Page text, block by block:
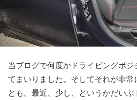
当ブログで何度かドライビングポ
てまいりました。そしてそれが非常
とも。最近、少し、というかだい